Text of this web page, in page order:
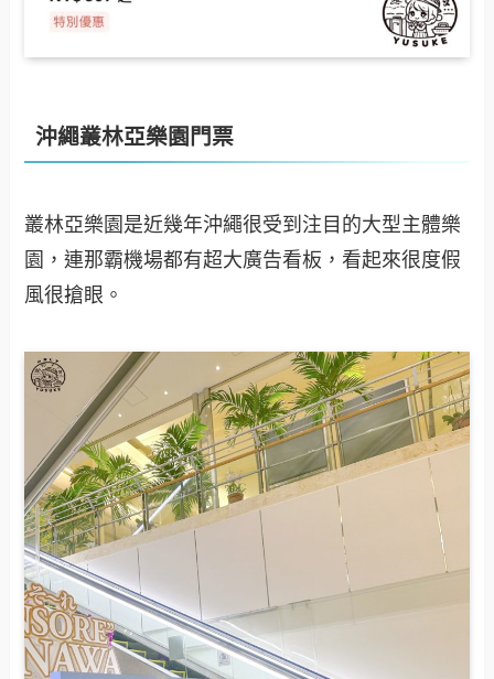
沖繩叢林亞樂園門票
叢林亞樂園是近幾年沖繩很受到注目的大型主體樂
園，連那霸機場都有超大廣告看板，看起來很度假
風很搶眼。